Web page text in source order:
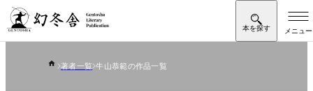
著者一覧 牛山恭範の作品一覧